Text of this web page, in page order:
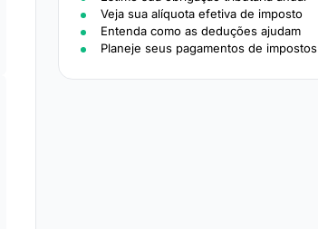
Veja sua alíquota efetiva de imposto
Entenda como as deduções ajudam
Planeje seus pagamentos de impostos